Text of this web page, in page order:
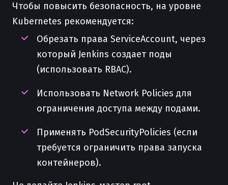
Чтобы повысить безопасность, на уровне
Kubernetes рекомендуется:
Обрезать права ServiceAccount, через
который Jenkins создает поды
(использовать RBAC).
Использовать Network Policies для
ограничения доступа между подами.
Применять PodSecurityPolicies (если
требуется ограничить права запуска
контейнеров).